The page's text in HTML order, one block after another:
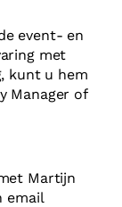
event- en
met
kunt u hem
Manager of
Martijn
email